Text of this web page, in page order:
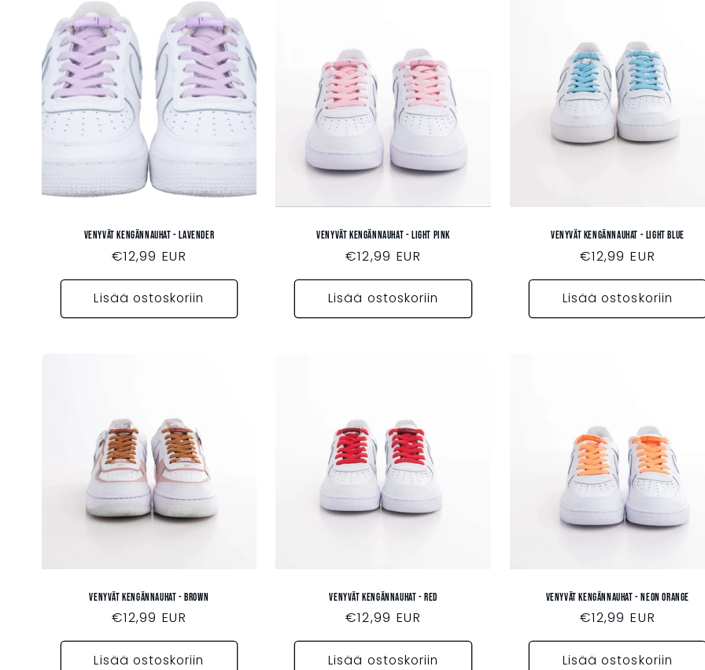
Venyvät kengännauhat - LAVENDER
Normaalihinta
€12,99 EUR
Lisää ostoskoriin
Venyvät kengännauhat - LIGHT PINK
Normaalihinta
€12,99 EUR
Lisää ostoskoriin
Venyvät kengännauhat - LIGHT BLUE
Normaalihinta
€12,99 EUR
Lisää ostoskoriin
Venyvät kengännauhat - BROWN
Normaalihinta
€12,99 EUR
Lisää ostoskoriin
Venyvät kengännauhat - RED
Normaalihinta
€12,99 EUR
Lisää ostoskoriin
Venyvät kengännauhat - NEON ORANGE
Normaalihinta
€12,99 EUR
Lisää ostoskoriin